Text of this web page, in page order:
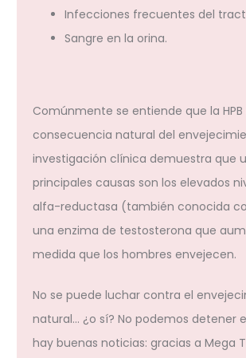
Infecciones frecuentes del
Sangre en la orina.
Comúnmente se entiende que la HPB
consecuencia natural del
investigación clínica demuestra que
principales causas son los elevados
alfa-reductasa (también conocida
una enzima de testosterona que
medida que los hombres envejecen.
No se puede luchar contra el
natural… ¿o sí? No podemos detener
hay buenas noticias: gracias a Mega